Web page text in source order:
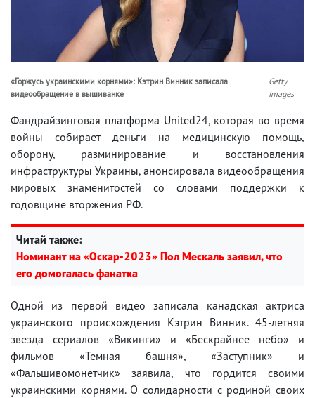
«Горжусь украинскими корнями»: Кэтрин Винник записала
видеообращение в вышиванке
Getty
Images
Фандрайзинговая платформа United24, которая во время
войны собирает деньги на медицинскую помощь,
оборону, разминирование и восстановления
инфраструктуры Украины, анонсировала видеообращения
мировых знаменитостей со словами поддержки к
годовщине вторжения РФ.
Читай также:
Номинант на «Оскар-2023» Пол Мескаль заявил, что
его домогалась фанатка
Одной из первой видео записала канадская актриса
украинского происхождения Кэтрин Винник. 45-летняя
звезда сериалов «Викинги» и «Бескрайнее небо» и
фильмов «Темная башня», «Заступник» и
«Фальшивомонетчик» заявила, что гордится своими
украинскими корнями. О солидарности с родиной своих